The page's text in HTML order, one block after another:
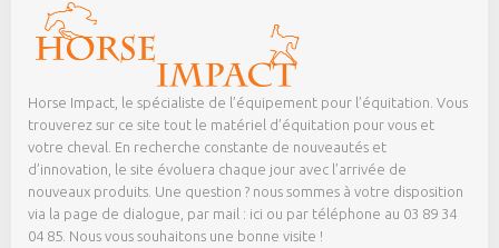
Horse Impact, le spécialiste de l’équipement pour l’équitation. Vous
trouverez sur ce site tout le matériel d’équitation pour vous et
votre cheval. En recherche constante de nouveautés et
d’innovation, le site évoluera chaque jour avec l’arrivée de
nouveaux produits. Une question ? nous sommes à votre disposition
via la page de dialogue, par mail : ici ou par téléphone au 03 89 34
04 85. Nous vous souhaitons une bonne visite !